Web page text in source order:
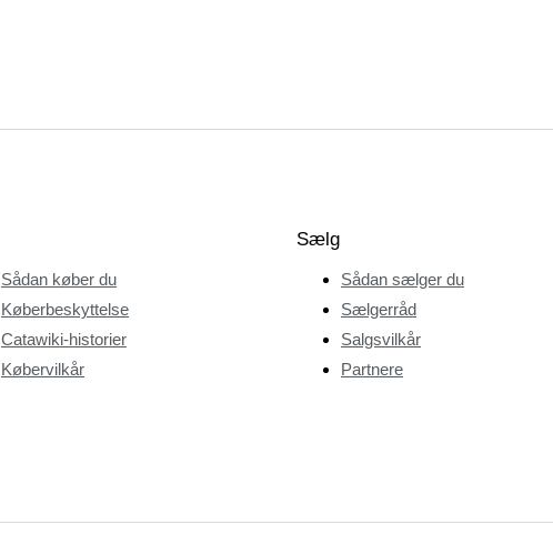
Sådan køber du
Køberbeskyttelse
Catawiki-historier
Købervilkår
Sælg
Sådan sælger du
Sælgerråd
Salgsvilkår
Partnere